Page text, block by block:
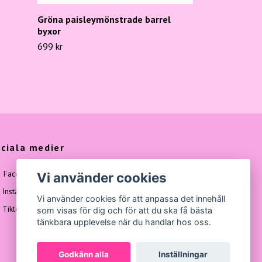
Gröna paisleymönstrade barrel
byxor
699 kr
medier
Facebook
Instagram
Tiktok
Vi använder cookies
Vi använder cookies för att anpassa det innehåll
som visas för dig och för att du ska få bästa
tänkbara upplevelse när du handlar hos oss.
Godkänn alla Inställningar